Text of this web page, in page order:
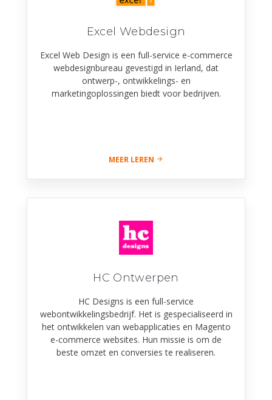
Excel Webdesign
Excel Web Design is een full-service e-commerce
webdesignbureau gevestigd in Ierland, dat
ontwerp-, ontwikkelings- en
marketingoplossingen biedt voor bedrijven.
MEER LEREN
HC Ontwerpen
HC Designs is een full-service
webontwikkelingsbedrijf. Het is gespecialiseerd in
het ontwikkelen van webapplicaties en Magento
e-commerce websites. Hun missie is om de
beste omzet en conversies te realiseren.